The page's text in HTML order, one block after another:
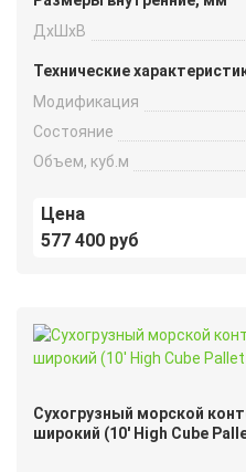
ДxШxВ
Технические
Модификация
Состояние
Объем, куб.м
Цена
577 400 руб
Сухогрузный морской
широкий (10′ High Cube